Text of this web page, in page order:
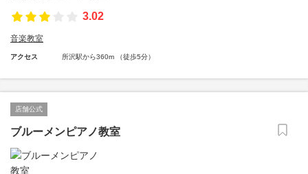
3.02
音楽教室
アクセス 所沢駅から360m （徒歩5分）
店舗公式
ブルーメンピアノ教室